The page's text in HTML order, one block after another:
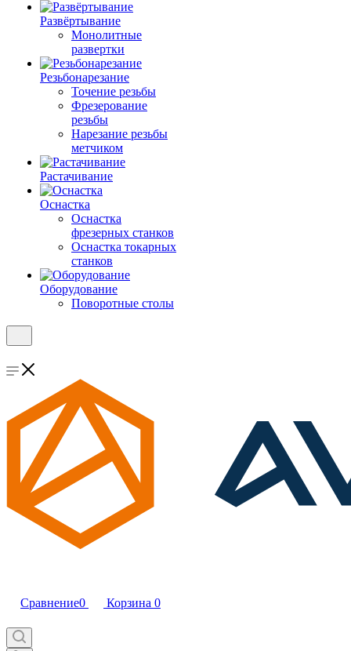
Развёртывание
Монолитные
развертки
Резьбонарезание
Точение резьбы
Фрезерование
резьбы
Нарезание резьбы
метчиком
Растачивание
Оснастка
Оснастка
фрезерных станков
Оснастка токарных
станков
Оборудование
Поворотные столы
Сравнение0 Корзина 0